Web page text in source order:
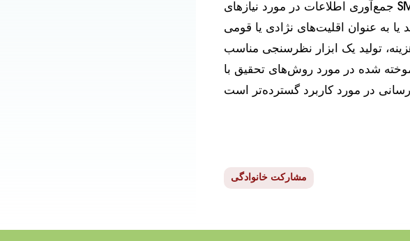
جمع‌آوری اطلاعات در مورد نیازهای SMS از خانواده‌های CSHCN در کالیفرنیا که شرایط پزشکی
یا به عنوان اقلیت‌های نژادی یا قومی
تولید یک ابزار نظرسنجی مناسب
شده در مورد روش‌های تحقیق با
مشارکت خانوادگی